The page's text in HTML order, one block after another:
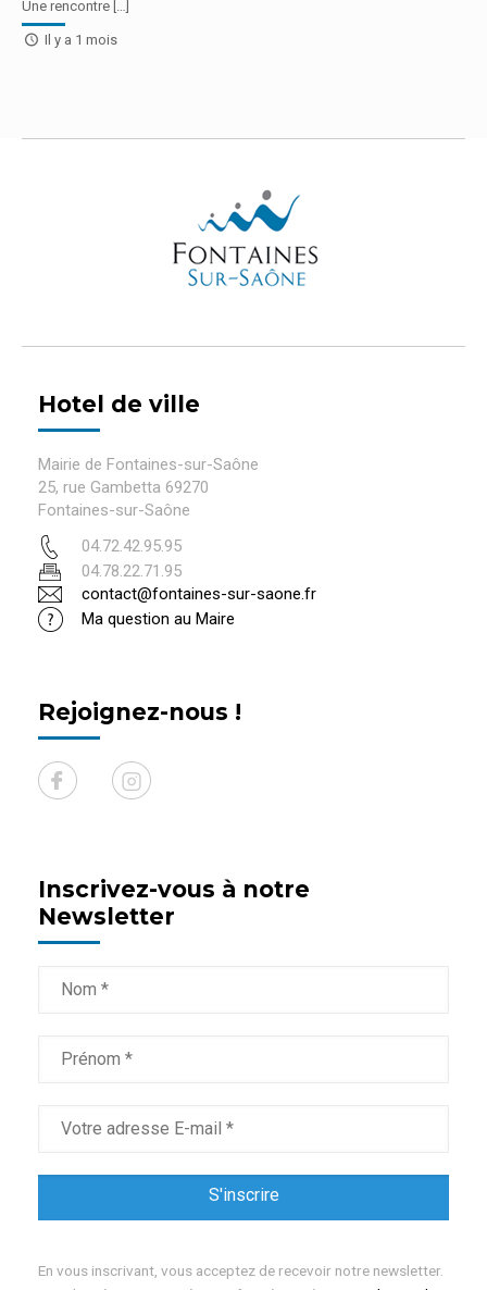
Une rencontre […]
Il y a 1 mois
Hotel de ville
Mairie de Fontaines-sur-Saône
25, rue Gambetta 69270
Fontaines-sur-Saône
04.72.42.95.95
04.78.22.71.95
contact@fontaines-sur-saone.fr
Ma question au Maire
Rejoignez-nous !
Inscrivez-vous à notre
Newsletter
En vous inscrivant, vous acceptez de recevoir notre newsletter.